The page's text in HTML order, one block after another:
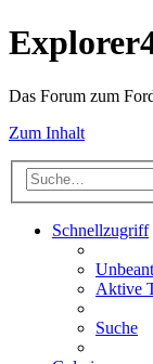
Das Forum zum
Zum Inhalt
Schnellzugriff
Aktive
Suche